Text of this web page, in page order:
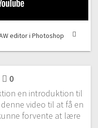
editor i Photoshop
0
en introduktion til
video til at få en
forvente at lære